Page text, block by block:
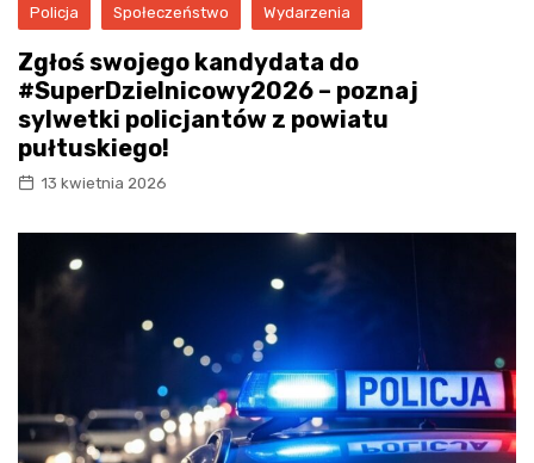
Policja Społeczeństwo Wydarzenia
Zgłoś swojego kandydata do
#SuperDzielnicowy2026 – poznaj
sylwetki policjantów z powiatu
pułtuskiego!
13 kwietnia 2026